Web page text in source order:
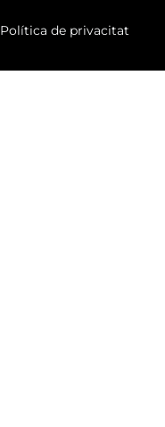
Política de privacitat